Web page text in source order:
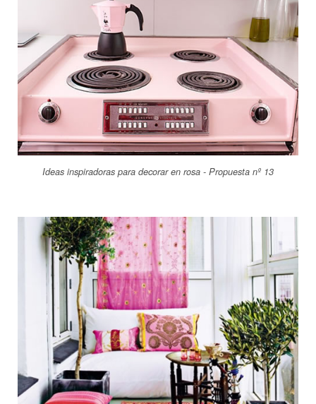
Ideas inspiradoras para decorar en rosa - Propuesta nº 13